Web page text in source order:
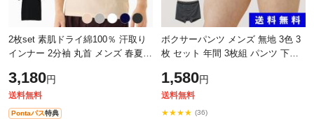
2枚set 素肌ドライ綿100％ 汗取り
インナー 2分袖 丸首 メンズ 春夏
イ 汗染み 防止 汗 対策 シャツ 綿
3,180円
送料無料
Pontaパス特典
ボクサーパンツ メンズ 無地 3色 3
枚 セット 年間 3枚組 パンツ 下着
RT 送料無料
1,580円
送料無料
★★★★ (36)